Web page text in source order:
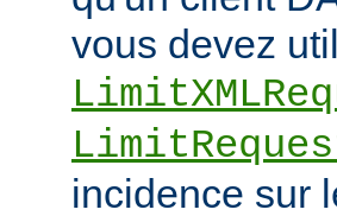
vous devez
incidence sur